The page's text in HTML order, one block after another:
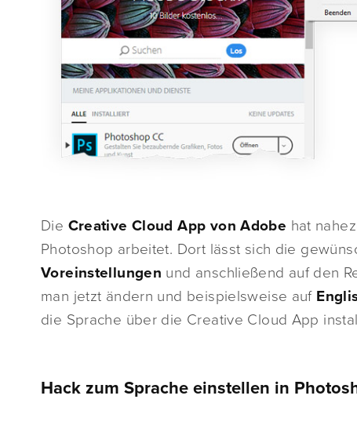
Die Creative Cloud App von Adobe hat
Photoshop arbeitet. Dort lässt sich die
Voreinstellungen und anschließend auf den
man jetzt ändern und beispielsweise auf
die Sprache über die Creative Cloud App
Hack zum Sprache einstellen in